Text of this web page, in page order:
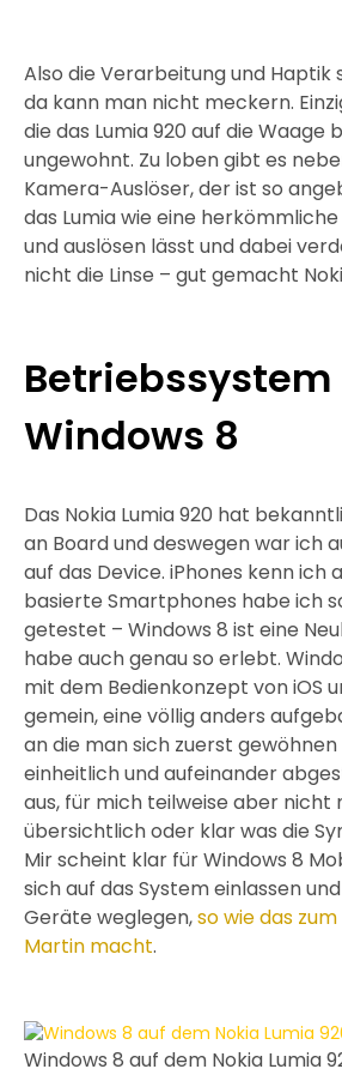
Also die Verarbeitung und
da kann man nicht meckern.
die das Lumia 920 auf die Waage
ungewohnt. Zu loben gibt es
Kamera-Auslöser, der ist so
das Lumia wie eine
und auslösen lässt und dabei
nicht die Linse – gut gemacht
Betriebssystem
Windows 8
Das Nokia Lumia 920 hat
an Board und deswegen war ich
auf das Device. iPhones kenn ich
basierte Smartphones habe ich
getestet – Windows 8 ist eine
habe auch genau so erlebt.
mit dem Bedienkonzept von iOS
gemein, eine völlig anders
an die man sich zuerst gewöhnen
einheitlich und aufeinander
aus, für mich teilweise aber nicht
übersichtlich oder klar was die
Mir scheint klar für Windows 8
sich auf das System einlassen
Geräte weglegen,so wie das
Martin macht.
Windows 8 auf dem Nokia Lumia